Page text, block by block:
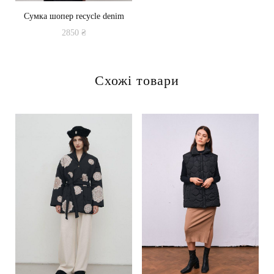
Сумка шопер recycle denim
2850 ₴
Схожі товари